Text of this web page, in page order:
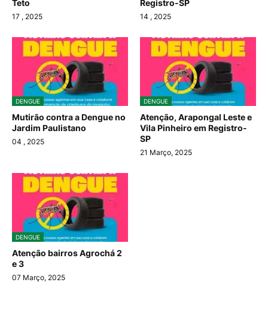
Teto
17 , 2025
Registro-SP
14 , 2025
DENGUE
Mutirão contra a Dengue no
Jardim Paulistano
04 , 2025
DENGUE
Atenção, Arapongal Leste e
Vila Pinheiro em Registro-
SP
21 Março, 2025
DENGUE
Atenção bairros Agrochá 2
e 3
07 Março, 2025